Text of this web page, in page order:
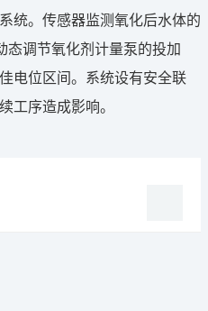
统。传感器监测氧化后水体的
态调节氧化剂计量泵的投加
电位区间。系统设有安全联
工序造成影响。